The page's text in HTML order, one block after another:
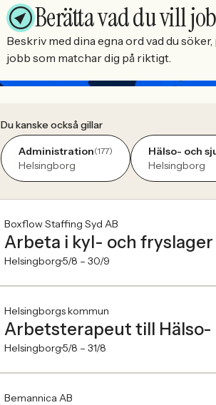
Berätta vad du vill
Beskriv med dina egna ord vad du
jobb som matchar dig på riktigt.
Du kanske också gillar
Administration(177)
Helsingborg
Hälso- och
Helsingborg
Boxflow Staffing Syd AB
Arbeta i kyl- och fryslager
Helsingborg5/8 – 30/9
Helsingborgs kommun
Arbetsterapeut till
Helsingborg5/8 – 31/8
Bemannica AB